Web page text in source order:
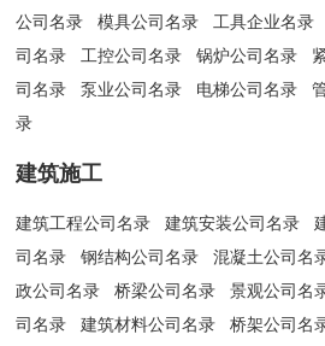
公司名录
模具公司名录 工具企业名录
司名录
工控公司名录 锅炉公司名录
司名录
泵业公司名录 电梯公司名录
录
建筑施工
建筑工程公司名录 建筑安装公司名录
司名录
钢结构公司名录 混凝土公司名
政公司名录
桥梁公司名录 景观公司名
司名录
建筑材料公司名录 桥架公司名